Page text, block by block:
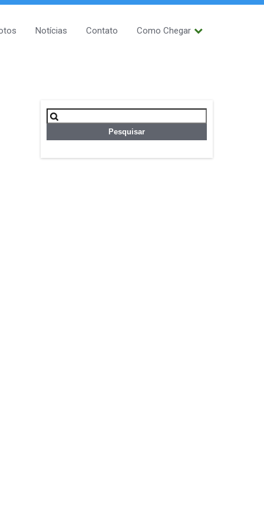
Notícias Contato Como Chegar
Pesquisar
por: